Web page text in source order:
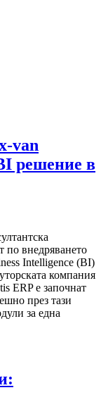
van
решение в
по внедряването
Intelligence (BI)
компания
ERP е започнат
през тази
за една